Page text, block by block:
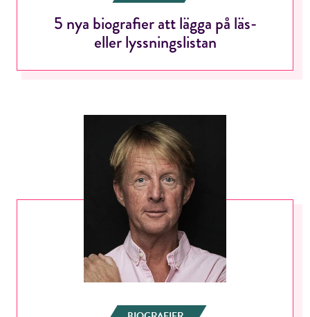
5 nya biografier att lägga på läs-
eller lyssningslistan